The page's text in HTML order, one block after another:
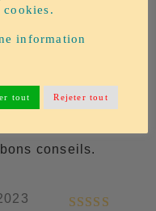
il m’a tout
réussi ! N’hésitez
5
conseils.
cookies.
information
tout Rejeter tout